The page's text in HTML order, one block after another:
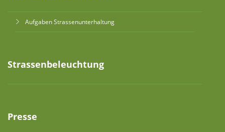
Aufgaben Strassenunterhaltung
Strassenbeleuchtung
Presse